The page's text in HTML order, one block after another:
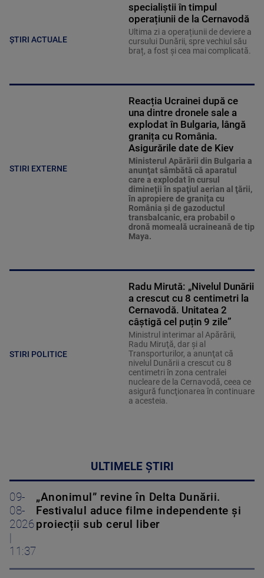
ȘTIRI ACTUALE
specialiștii în timpul
operațiunii de la Cernavodă
Ultima zi a operațiunii de deviere a
cursului Dunării, spre vechiul său
braț, a fost și cea mai complicată.
STIRI EXTERNE
Reacția Ucrainei după ce
una dintre dronele sale a
explodat în Bulgaria, lângă
granița cu România.
Asigurările date de Kiev
Ministerul Apărării din Bulgaria a
anunţat sâmbătă că aparatul
care a explodat în cursul
dimineţii în spaţiul aerian al ţării,
în apropiere de graniţa cu
România şi de gazoductul
transbalcanic, era probabil o
dronă momeală ucraineană de tip
Maya.
STIRI POLITICE
Radu Mirută: „Nivelul Dunării
a crescut cu 8 centimetri la
Cernavodă. Unitatea 2
câștigă cel puțin 9 zile”
Ministrul interimar al Apărării,
Radu Miruţă, dar şi al
Transporturilor, a anunţat că
nivelul Dunării a crescut cu 8
centimetri în zona centralei
nucleare de la Cernavodă, ceea ce
asigură funcţionarea în continuare
a acesteia.
ULTIMELE ȘTIRI
09-
08-
2026
|
11:37
„Anonimul” revine în Delta Dunării.
Festivalul aduce filme independente și
proiecții sub cerul liber